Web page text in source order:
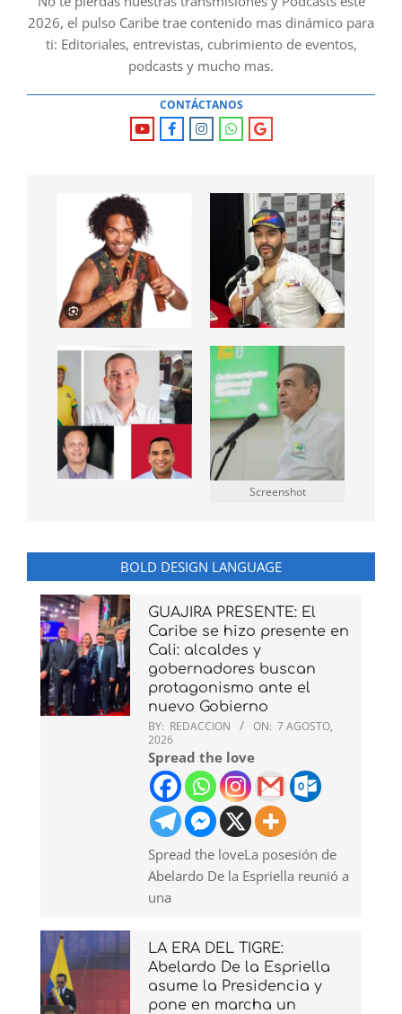
2026, el pulso Caribe trae contenido mas dinámico para
ti: Editoriales, entrevistas, cubrimiento de eventos,
podcasts y mucho mas.
CONTÁCTANOS
Screenshot
BOLD DESIGN LANGUAGE
GUAJIRA PRESENTE: El
Caribe se hizo presente en
Cali: alcaldes y
gobernadores buscan
protagonismo ante el
nuevo Gobierno
BY: REDACCION ON: 7 AGOSTO,
2026
Spread the love
Spread the loveLa posesión de
Abelardo De la Espriella reunió a
una
LA ERA DEL TIGRE:
Abelardo De la Espriella
asume la Presidencia y
pone en marcha un